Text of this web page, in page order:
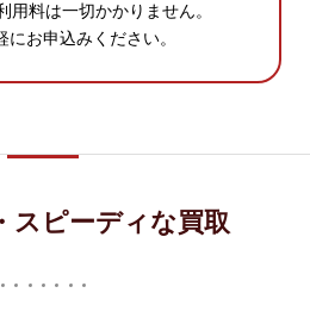
用料は一切かかりません。
にお申込みください。
スピーディな買取